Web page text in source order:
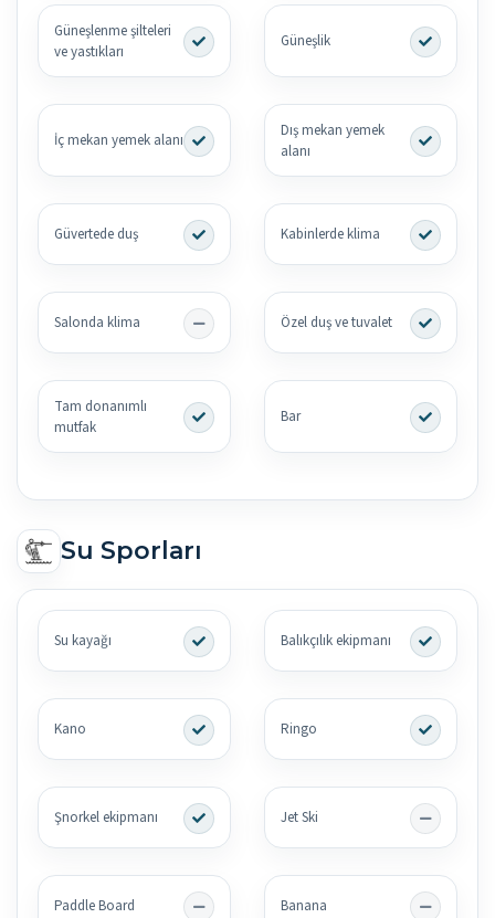
Güneşlenme şilteleri
ve yastıkları
Güneşlik
İç mekan yemek alanı
Dış mekan yemek
alanı
Güvertede duş Kabinlerde klima
Salonda klima Özel duş ve tuvalet
Tam donanımlı
mutfak
Bar
Su Sporları
Su kayağı Balıkçılık ekipmanı
Kano Ringo
Şnorkel ekipmanı Jet Ski
Paddle Board Banana